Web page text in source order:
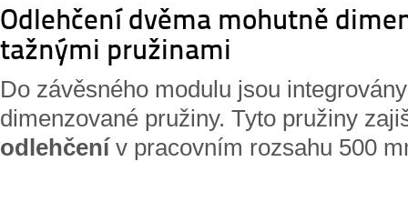
Odlehčení dvěma mohutně
tažnými pružinami
Do závěsného modulu jsou
dimenzované pružiny. Tyto pružiny
odlehčenív pracovním rozsahu 500